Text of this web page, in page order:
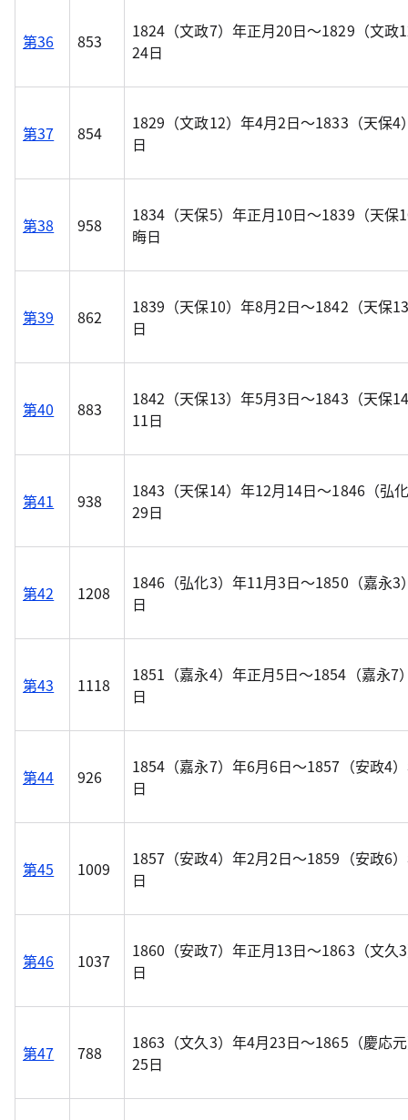
第36 853
1824（文政7）年正月20日～1829（文政
24日
第37 854
1829（文政12）年4月2日～1833（天保4
日
第38 958
1834（天保5）年正月10日～1839（天保
晦日
第39 862
1839（天保10）年8月2日～1842（天保
日
第40 883
1842（天保13）年5月3日～1843（天保
11日
第41 938
1843（天保14）年12月14日～1846（弘
29日
第42 1208
1846（弘化3）年11月3日～1850（嘉永3
日
第43 1118
1851（嘉永4）年正月5日～1854（嘉永7
日
第44 926
1854（嘉永7）年6月6日～1857（安政4
日
第45 1009
1857（安政4）年2月2日～1859（安政6
日
第46 1037
1860（安政7）年正月13日～1863（文久
日
第47 788
1863（文久3）年4月23日～1865（慶応
25日